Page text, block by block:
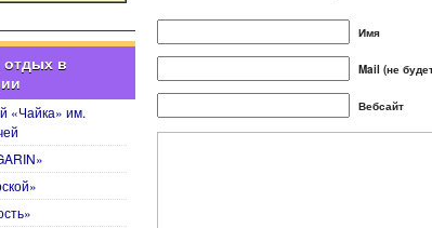
отдых в
«Чайка» им.
Имя
Mail (не
Вебсайт